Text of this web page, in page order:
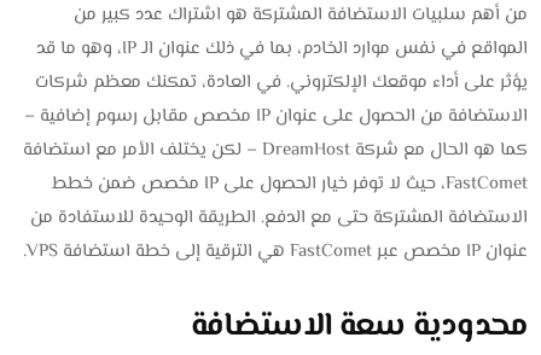
من أهم سلبيات الاستضافة المشتركة هو اشتراك عدد كبير من
المواقع في نفس موارد الخادم، بما في ذلك عنوان الـ IP، وهو ما قد
يؤثر على أداء موقعك الإلكتروني. في العادة، تمكنك معظم شركات
الاستضافة من الحصول على عنوان IP مخصص مقابل رسوم إضافية –
كما هو الحال مع شركة DreamHost – لكن يختلف الأمر مع استضافة
FastComet، حيث لا توفر خيار الحصول على IP مخصص ضمن خطط
الاستضافة المشتركة حتى مع الدفع. الطريقة الوحيدة للاستفادة من
عنوان IP مخصص عبر FastComet هي الترقية إلى خطة استضافة VPS.
محدودية سعة الاستضافة